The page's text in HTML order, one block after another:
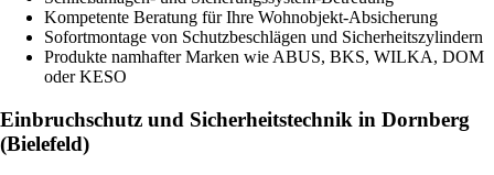
Kompetente Beratung für Ihre Wohnobjekt-Absicherung
Sofortmontage von Schutzbeschlägen und Sicherheitszylindern
Produkte namhafter Marken wie ABUS, BKS, WILKA, DOM
oder KESO
Einbruchschutz und Sicherheitstechnik in Dornberg
(Bielefeld)